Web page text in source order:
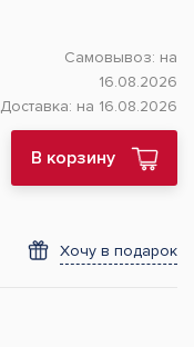
Самовывоз: на
16.08.2026
Доставка: на 16.08.2026
В корзину
Хочу в подарок